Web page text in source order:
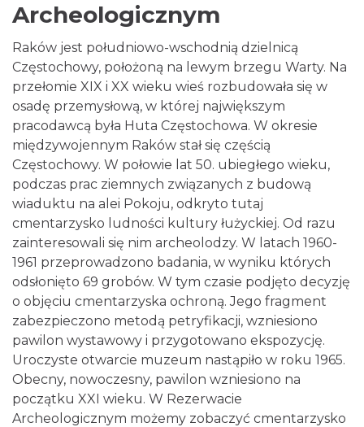
Archeologicznym
Raków jest południowo-wschodnią dzielnicą
Częstochowy, położoną na lewym brzegu Warty. Na
przełomie XIX i XX wieku wieś rozbudowała się w
osadę przemysłową, w której największym
pracodawcą była Huta Częstochowa. W okresie
międzywojennym Raków stał się częścią
Częstochowy. W połowie lat 50. ubiegłego wieku,
podczas prac ziemnych związanych z budową
wiaduktu na alei Pokoju, odkryto tutaj
cmentarzysko ludności kultury łużyckiej. Od razu
zainteresowali się nim archeolodzy. W latach 1960-
1961 przeprowadzono badania, w wyniku których
odsłonięto 69 grobów. W tym czasie podjęto decyzję
o objęciu cmentarzyska ochroną. Jego fragment
zabezpieczono metodą petryfikacji, wzniesiono
pawilon wystawowy i przygotowano ekspozycję.
Uroczyste otwarcie muzeum nastąpiło w roku 1965.
Obecny, nowoczesny, pawilon wzniesiono na
początku XXI wieku. W Rezerwacie
Archeologicznym możemy zobaczyć cmentarzysko